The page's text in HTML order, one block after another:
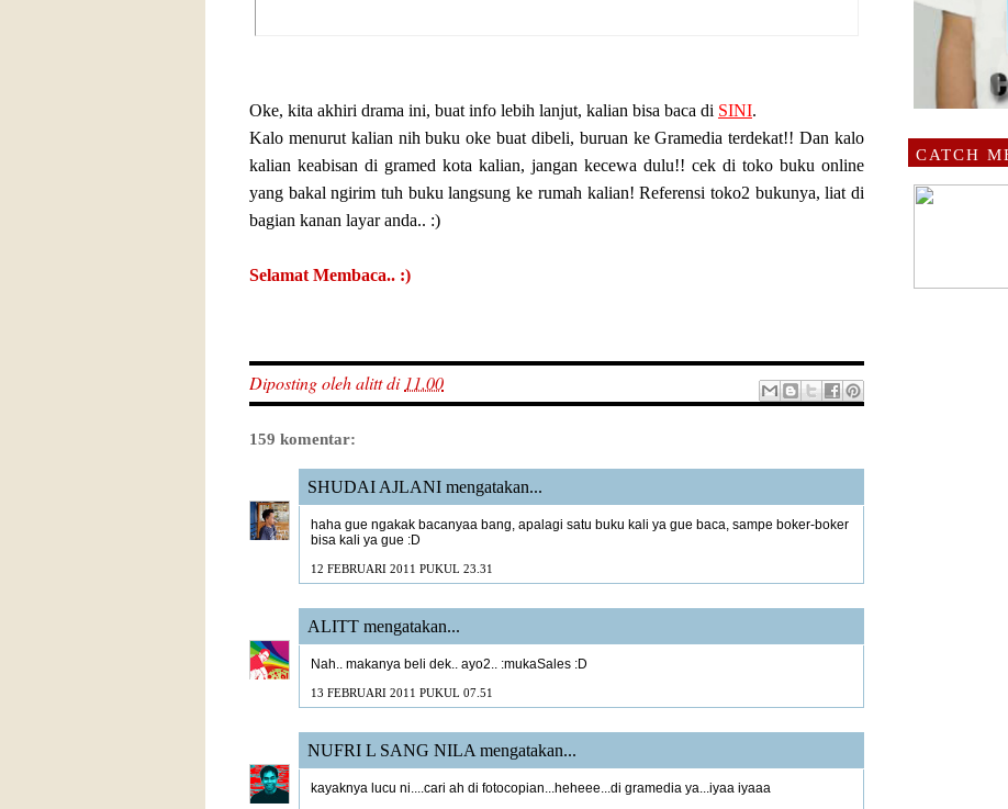
Oke, kita akhiri drama ini, buat info lebih lanjut, kalian bisa baca di SINI.
Kalo menurut kalian nih buku oke buat dibeli, buruan ke Gramedia terdekat!! Dan kalo
kalian keabisan di gramed kota kalian, jangan kecewa dulu!! cek di toko buku online
yang bakal ngirim tuh buku langsung ke rumah kalian! Referensi toko2 bukunya, liat di
bagian kanan layar anda.. :)
Selamat Membaca.. :)
Diposting olehalittdi 11.00
159 komentar:
SHUDAI AJLANI mengatakan...
haha gue ngakak bacanyaa bang, apalagi satu buku kali ya gue baca, sampe boker-boker
bisa kali ya gue :D
12 FEBRUARI 2011 PUKUL 23.31
ALITT mengatakan...
Nah.. makanya beli dek.. ayo2.. :mukaSales :D
13 FEBRUARI 2011 PUKUL 07.51
NUFRI L SANG NILA mengatakan...
kayaknya lucu ni....cari ah di fotocopian...heheee...di gramedia ya...iyaa iyaaa
CATCH